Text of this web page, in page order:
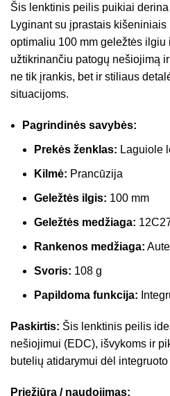
Šis lenktinis peilis puikiai
Lyginant su įprastais
optimaliu 100 mm geležtės
užtikrinančiu patogų nešiojimą
ne tik įrankis, bet ir stiliaus
situacijoms.
Pagrindinės savybės:
Prekės ženklas: Laguiole
Kilmė: Prancūzija
Geležtės ilgis: 100 mm
Geležtės medžiaga:
Rankenos medžiaga:
Svoris: 108 g
Papildoma funkcija:
Paskirtis: Šis lenktinis peilis
nešiojimui (EDC), išvykoms ir
butelių atidarymui dėl
Priežiūra / naudojimas: